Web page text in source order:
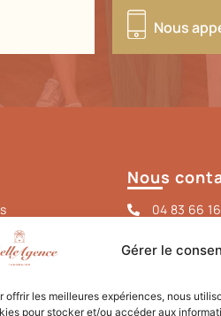
Gérer le
offrir les meilleures expériences, nous
pour stocker et/ou accéder aux
Nous
Nous
04 83 66
15 Rue